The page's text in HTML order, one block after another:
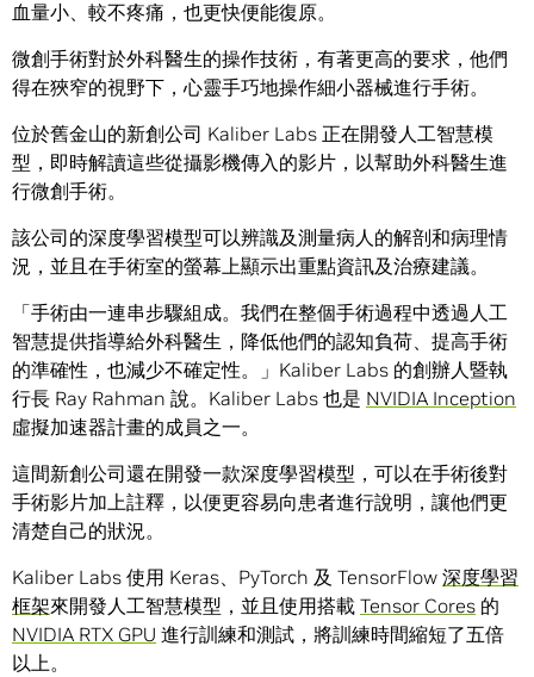
血量小、較不疼痛，也更快便能復原。
微創手術對於外科醫生的操作技術，有著更高的要求，他們
得在狹窄的視野下，心靈手巧地操作細小器械進行手術。
位於舊金山的新創公司 Kaliber Labs 正在開發人工智慧模
型，即時解讀這些從攝影機傳入的影片，以幫助外科醫生進
行微創手術。
該公司的深度學習模型可以辨識及測量病人的解剖和病理情
況，並且在手術室的螢幕上顯示出重點資訊及治療建議。
「手術由一連串步驟組成。我們在整個手術過程中透過人工
智慧提供指導給外科醫生，降低他們的認知負荷、提高手術
的準確性，也減少不確定性。」Kaliber Labs 的創辦人暨執
行長 Ray Rahman 說。Kaliber Labs 也是 NVIDIA Inception
虛擬加速器計畫的成員之一。
這間新創公司還在開發一款深度學習模型，可以在手術後對
手術影片加上註釋，以便更容易向患者進行說明，讓他們更
清楚自己的狀況。
Kaliber Labs 使用 Keras、PyTorch 及 TensorFlow 深度學習
框架來開發人工智慧模型，並且使用搭載 Tensor Cores 的
NVIDIA RTX GPU 進行訓練和測試，將訓練時間縮短了五倍
以上。